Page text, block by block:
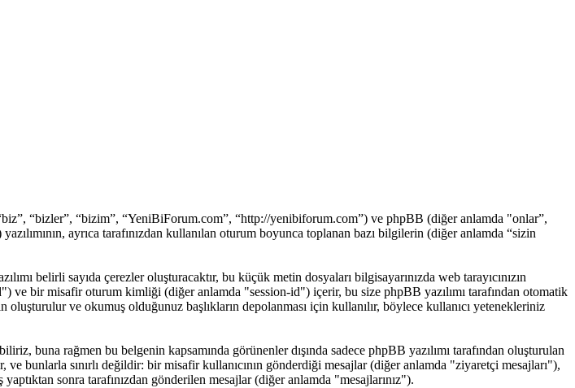
“bizler”, “bizim”, “YeniBiForum.com”, “http://yenibiforum.com”) ve phpBB (diğer anlamda "onlar”,
ayrıca tarafınızdan kullanılan oturum boyunca toplanan bazı bilgilerin (diğer anlamda “sizin
belirli sayıda çerezler oluşturacaktır, bu küçük metin dosyaları bilgisayarınızda web tarayıcınızın
bir misafir oturum kimliği (diğer anlamda "session-id") içerir, bu size phpBB yazılımı tarafından otomatik
ve okumuş olduğunuz başlıkların depolanması için kullanılır, böylece kullanıcı yetenekleriniz
buna rağmen bu belgenin kapsamında görünenler dışında sadece phpBB yazılımı tarafından oluşturulan
bunlarla sınırlı değildir: bir misafir kullanıcının gönderdiği mesajlar (diğer anlamda "ziyaretçi mesajları"),
sonra tarafınızdan gönderilen mesajlar (diğer anlamda "mesajlarınız").